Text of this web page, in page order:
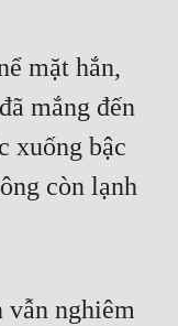
mặt hắn,
mắng đến
xuống bậc
còn lạnh
vẫn nghiêm